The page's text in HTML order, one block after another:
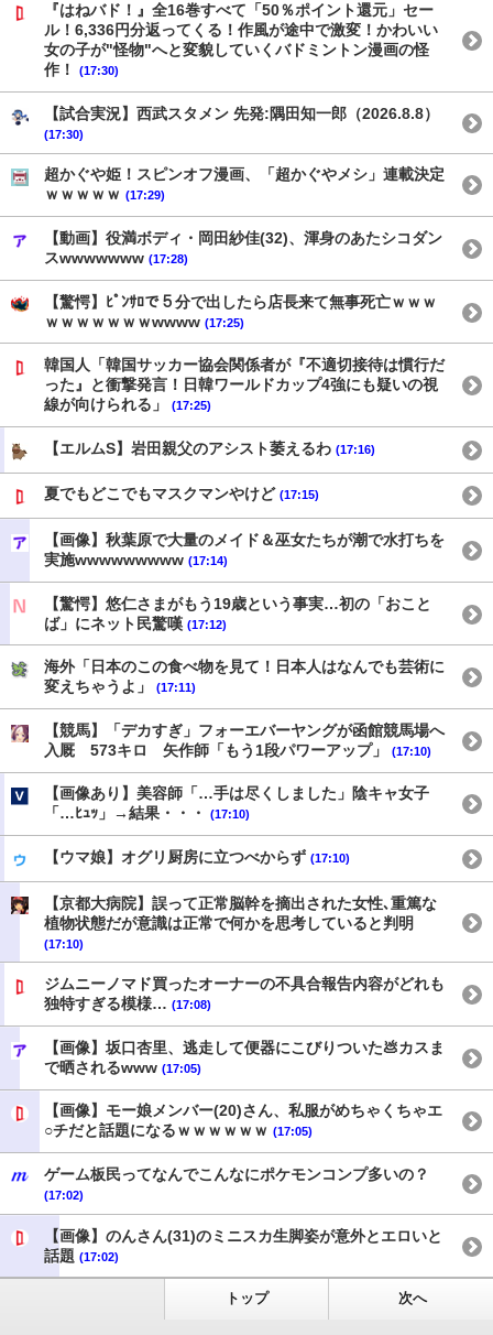
『はねバド！』全16巻すべて「50％ポイント還元」セー
ル！6,336円分返ってくる！作風が途中で激変！かわいい
女の子が"怪物"へと変貌していくバドミントン漫画の怪
作！
(17:30)
【試合実況】西武スタメン 先発:隅田知一郎（2026.8.8）
(17:30)
超かぐや姫！スピンオフ漫画、「超かぐやメシ」連載決定
ｗｗｗｗｗ (17:29)
【動画】役満ボディ・岡田紗佳(32)、渾身のあたシコダン
スwwwwwww (17:28)
【驚愕】ﾋﾟﾝｻﾛで５分で出したら店長来て無事死亡ｗｗｗ
ｗｗｗｗｗｗｗwwww (17:25)
韓国人「韓国サッカー協会関係者が『不適切接待は慣行だ
った』と衝撃発言！日韓ワールドカップ4強にも疑いの視
線が向けられる」
(17:25)
【エルムS】岩田親父のアシスト萎えるわ (17:16)
夏でもどこでもマスクマンやけど (17:15)
【画像】秋葉原で大量のメイド＆巫女たちが潮で水打ちを
実施wwwwwwwww (17:14)
【驚愕】悠仁さまがもう19歳という事実…初の「おこと
ば」にネット民驚嘆 (17:12)
海外「日本のこの食べ物を見て！日本人はなんでも芸術に
変えちゃうよ」
(17:11)
【競馬】「デカすぎ」フォーエバーヤングが函館競馬場へ
入厩 573キロ 矢作師「もう1段パワーアップ」
(17:10)
【画像あり】美容師「…手は尽くしました」陰キャ女子
「…ﾋｭｯ」→結果・・・
(17:10)
【ウマ娘】オグリ厨房に立つべからず (17:10)
【京都大病院】誤って正常脳幹を摘出された女性､重篤な
植物状態だが意識は正常で何かを思考していると判明
(17:10)
ジムニーノマド買ったオーナーの不具合報告内容がどれも
独特すぎる模様… (17:08)
【画像】坂口杏里、逃走して便器にこびりついた💩カスま
で晒されるwww (17:05)
【画像】モー娘メンバー(20)さん、私服がめちゃくちゃエ
○チだと話題になるｗｗｗｗｗｗ (17:05)
ゲーム板民ってなんでこんなにポケモンコンプ多いの？
(17:02)
【画像】のんさん(31)のミニスカ生脚姿が意外とエロいと
話題 (17:02)
トップ 次へ